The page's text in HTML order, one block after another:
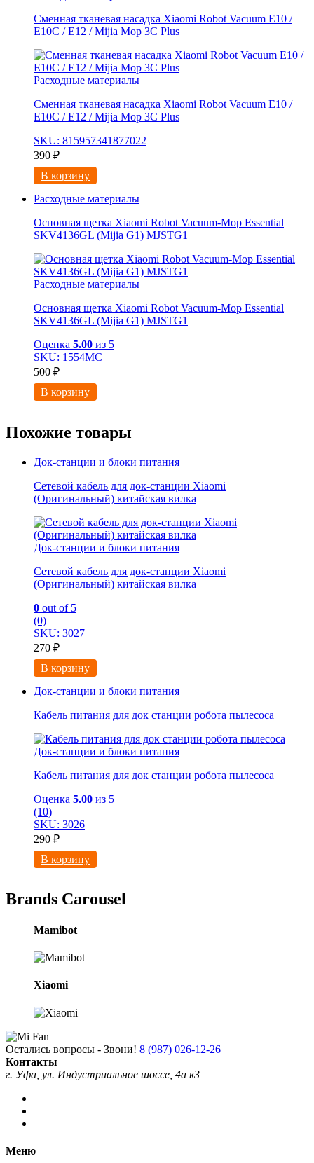
Сменная тканевая насадка Xiaomi Robot Vacuum E10 /
E10C / E12 / Mijia Mop 3С Рlus
Расходные материалы
Сменная тканевая насадка Xiaomi Robot Vacuum E10 /
E10C / E12 / Mijia Mop 3С Рlus
SKU: 815957341877022
390 ₽
В корзину
Расходные материалы
Основная щетка Xiaomi Robot Vacuum-Mop Essential
SKV4136GL (Mijia G1) MJSTG1
Расходные материалы
Основная щетка Xiaomi Robot Vacuum-Mop Essential
SKV4136GL (Mijia G1) MJSTG1
Оценка 5.00 из 5
SKU: 1554МС
500 ₽
В корзину
Похожие товары
Док-станции и блоки питания
Сетевой кабель для док-станции Xiaomi
(Оригинальный) китайская вилка
Док-станции и блоки питания
Сетевой кабель для док-станции Xiaomi
(Оригинальный) китайская вилка
0 out of 5
(0)
SKU: 3027
270 ₽
В корзину
Док-станции и блоки питания
Кабель питания для док станции робота пылесоса
Док-станции и блоки питания
Кабель питания для док станции робота пылесоса
Оценка 5.00 из 5
(10)
SKU: 3026
290 ₽
В корзину
Brands Carousel
Mamibot
Xiaomi
Остались вопросы - Звони! 8 (987) 026-12-26
Контакты
г. Уфа, ул. Индустриальное шоссе, 4а к3
Меню